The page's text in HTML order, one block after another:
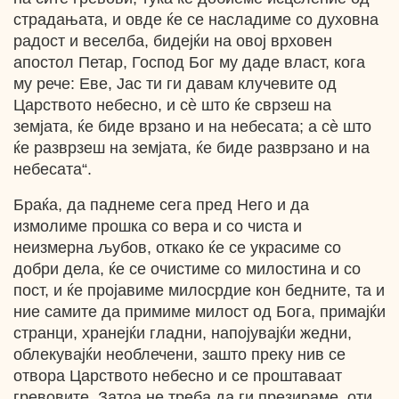
страдањата, и овде ќе се насладиме со духовна
радост и веселба, бидејќи на овој врховен
апостол Петар, Господ Бог му даде власт, кога
му рече: Еве, Јас ти ги давам клучевите од
Царството небесно, и сѐ што ќе сврзеш на
земјата, ќе биде врзано и на небесата; а сѐ што
ќе разврзеш на земјата, ќе биде разврзано и на
небесата“.
Браќа, да паднеме сега пред Него и да
измолиме прошка со вера и со чиста и
неизмерна љубов, откако ќе се украсиме со
добри дела, ќе се очистиме со милостина и со
пост, и ќе пројавиме милосрдие кон бедните, та и
ние самите да примиме милост од Бога, примајќи
странци, хранејќи гладни, напојувајќи жедни,
облекувајќи необлечени, зашто преку нив се
отвора Царството небесно и се проштаваат